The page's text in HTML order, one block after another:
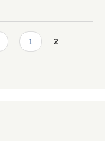
1 2